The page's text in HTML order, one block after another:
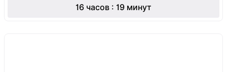
16 часов : 19 минут